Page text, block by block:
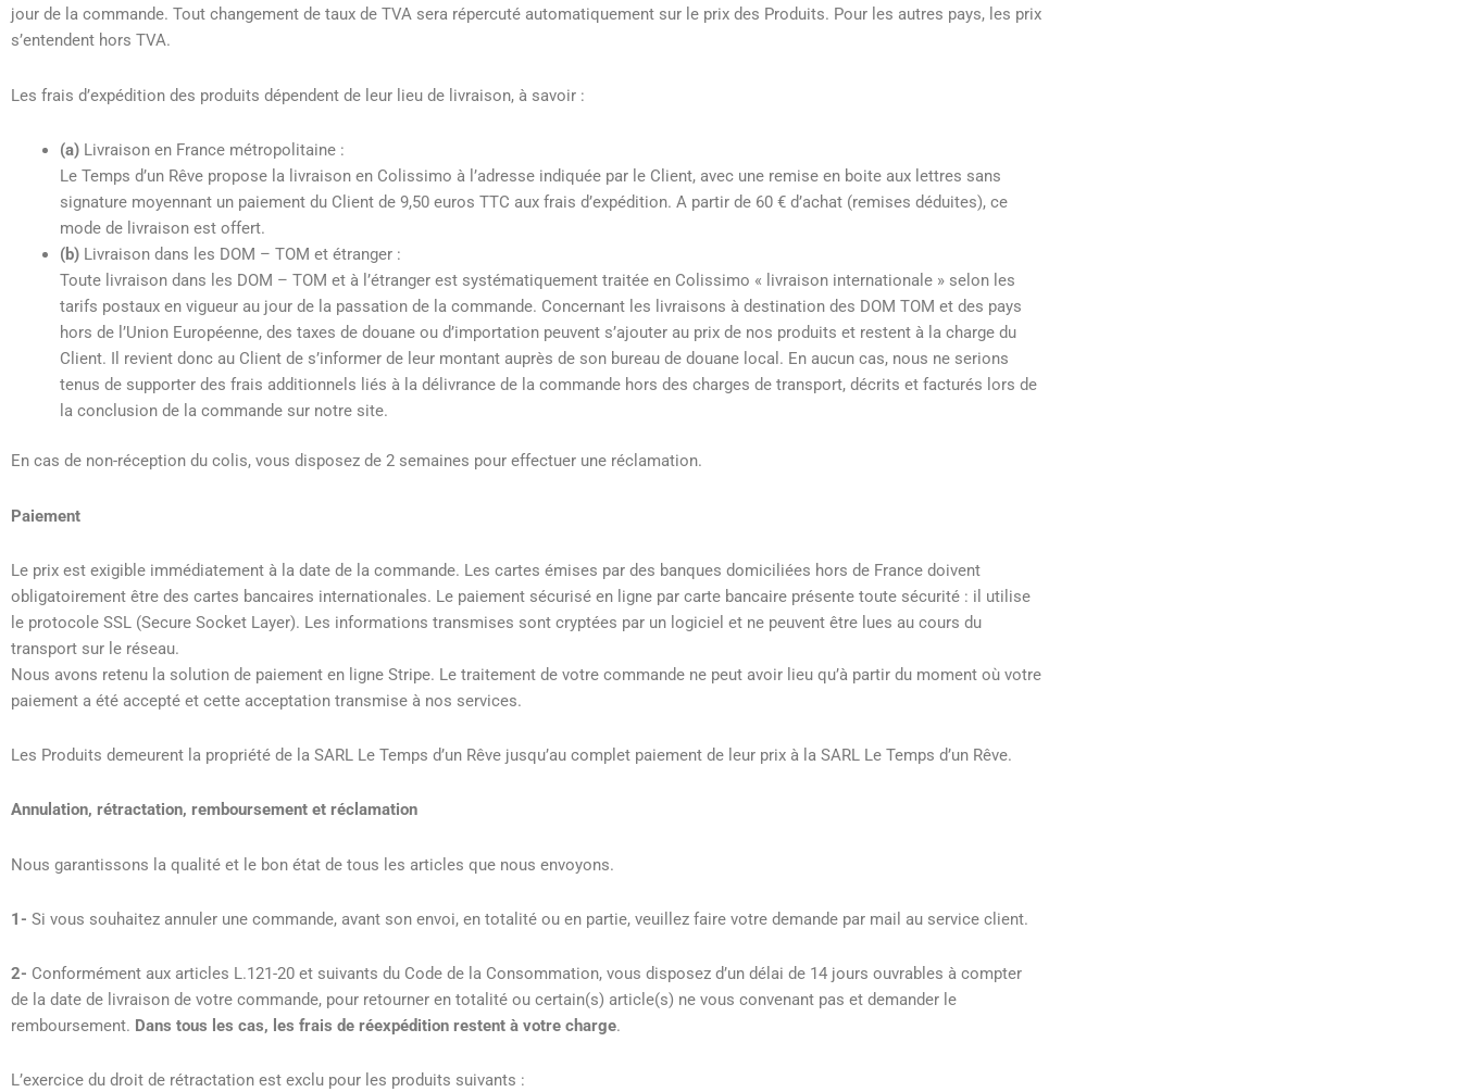
jour de la commande. Tout changement de taux de TVA sera répercuté automatiquement sur le prix des Produits. Pour les autres pays, les prix
s’entendent hors TVA.
Les frais d’expédition des produits dépendent de leur lieu de livraison, à savoir :
(a) Livraison en France métropolitaine :
Le Temps d’un Rêve propose la livraison en Colissimo à l’adresse indiquée par le Client, avec une remise en boite aux lettres sans
signature moyennant un paiement du Client de 9,50 euros TTC aux frais d’expédition. A partir de 60 € d’achat (remises déduites), ce
mode de livraison est offert.
(b) Livraison dans les DOM – TOM et étranger :
Toute livraison dans les DOM – TOM et à l’étranger est systématiquement traitée en Colissimo « livraison internationale » selon les
tarifs postaux en vigueur au jour de la passation de la commande. Concernant les livraisons à destination des DOM TOM et des pays
hors de l’Union Européenne, des taxes de douane ou d’importation peuvent s’ajouter au prix de nos produits et restent à la charge du
Client. Il revient donc au Client de s’informer de leur montant auprès de son bureau de douane local. En aucun cas, nous ne serions
tenus de supporter des frais additionnels liés à la délivrance de la commande hors des charges de transport, décrits et facturés lors de
la conclusion de la commande sur notre site.
En cas de non-réception du colis, vous disposez de 2 semaines pour effectuer une réclamation.
Paiement
Le prix est exigible immédiatement à la date de la commande. Les cartes émises par des banques domiciliées hors de France doivent
obligatoirement être des cartes bancaires internationales. Le paiement sécurisé en ligne par carte bancaire présente toute sécurité : il utilise
le protocole SSL (Secure Socket Layer). Les informations transmises sont cryptées par un logiciel et ne peuvent être lues au cours du
transport sur le réseau.
Nous avons retenu la solution de paiement en ligne Stripe. Le traitement de votre commande ne peut avoir lieu qu’à partir du moment où votre
paiement a été accepté et cette acceptation transmise à nos services.
Les Produits demeurent la propriété de la SARL Le Temps d’un Rêve jusqu’au complet paiement de leur prix à la SARL Le Temps d’un Rêve.
Annulation, rétractation, remboursement et réclamation
Nous garantissons la qualité et le bon état de tous les articles que nous envoyons.
1- Si vous souhaitez annuler une commande, avant son envoi, en totalité ou en partie, veuillez faire votre demande par mail au service client.
2- Conformément aux articles L.121-20 et suivants du Code de la Consommation, vous disposez d’un délai de 14 jours ouvrables à compter
de la date de livraison de votre commande, pour retourner en totalité ou certain(s) article(s) ne vous convenant pas et demander le
remboursement. Dans tous les cas, les frais de réexpédition restent à votre charge.
L’exercice du droit de rétractation est exclu pour les produits suivants :